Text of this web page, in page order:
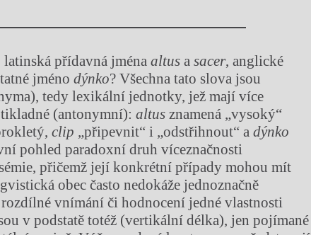
přídavná jména altusa sacer, anglické
jméno dýnko? Všechna tato slova jsou
tedy lexikální jednotky, jež mají více
(antonymní):altus znamená „vysoký“
clip „připevnit“ i „odstřihnout“ adýnko
pohled paradoxní druh víceznačnosti
přičemž její konkrétní případy mohou mít
obec často nedokáže jednoznačně
vnímání či hodnocení jedné vlastnosti
v podstatě totéž (vertikální délka), jen pojímané